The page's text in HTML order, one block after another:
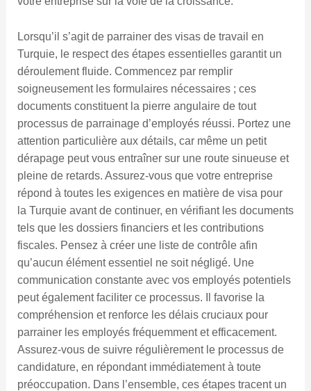
Lorsqu’il s’agit de parrainer des visas de travail en
Turquie, le respect des étapes essentielles garantit un
déroulement fluide. Commencez par remplir
soigneusement les formulaires nécessaires ; ces
documents constituent la pierre angulaire de tout
processus de parrainage d’employés réussi. Portez une
attention particulière aux détails, car même un petit
dérapage peut vous entraîner sur une route sinueuse et
pleine de retards. Assurez-vous que votre entreprise
répond à toutes les exigences en matière de visa pour
la Turquie avant de continuer, en vérifiant les documents
tels que les dossiers financiers et les contributions
fiscales. Pensez à créer une liste de contrôle afin
qu’aucun élément essentiel ne soit négligé. Une
communication constante avec vos employés potentiels
peut également faciliter ce processus. Il favorise la
compréhension et renforce les délais cruciaux pour
parrainer les employés fréquemment et efficacement.
Assurez-vous de suivre régulièrement le processus de
candidature, en répondant immédiatement à toute
préoccupation. Dans l’ensemble, ces étapes tracent un